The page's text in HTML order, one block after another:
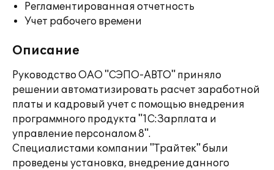
Регламентированная отчетность
Учет рабочего времени
Описание
Руководство ОАО "СЭПО-АВТО" приняло
решении автоматизировать расчет заработной
платы и кадровый учет с помощью внедрения
программного продукта "1С:Зарплата и
управление персоналом 8".
Специалистами компании "Трайтек" были
проведены установка, внедрение данного